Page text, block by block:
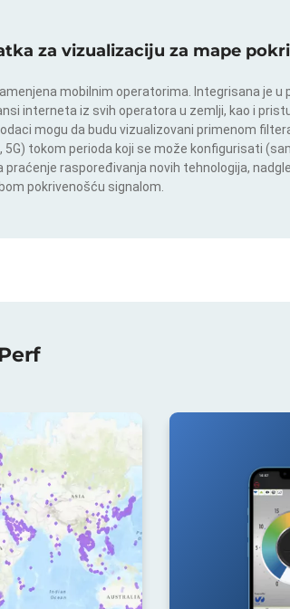
za vizualizaciju za mape
mobilnim operatorima. Integrisana je
interneta iz svih operatora u zemlji, kao i
mogu da budu vizualizovani primenom
5G) tokom perioda koji se može konfigurisati
praćenje raspoređivanja novih tehnologija,
pokrivenošću signalom.